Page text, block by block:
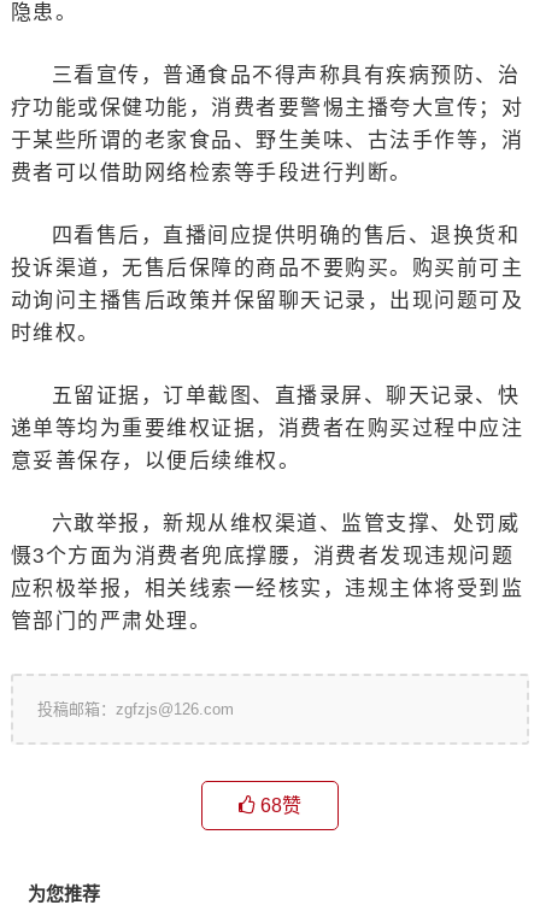
隐患。
三看宣传，普通食品不得声称具有疾病预防、治
疗功能或保健功能，消费者要警惕主播夸大宣传；对
于某些所谓的老家食品、野生美味、古法手作等，消
费者可以借助网络检索等手段进行判断。
四看售后，直播间应提供明确的售后、退换货和
投诉渠道，无售后保障的商品不要购买。购买前可主
动询问主播售后政策并保留聊天记录，出现问题可及
时维权。
五留证据，订单截图、直播录屏、聊天记录、快
递单等均为重要维权证据，消费者在购买过程中应注
意妥善保存，以便后续维权。
六敢举报，新规从维权渠道、监管支撑、处罚威
慑3个方面为消费者兜底撑腰，消费者发现违规问题
应积极举报，相关线索一经核实，违规主体将受到监
管部门的严肃处理。
投稿邮箱：zgfzjs@126.com
68赞
为您推荐